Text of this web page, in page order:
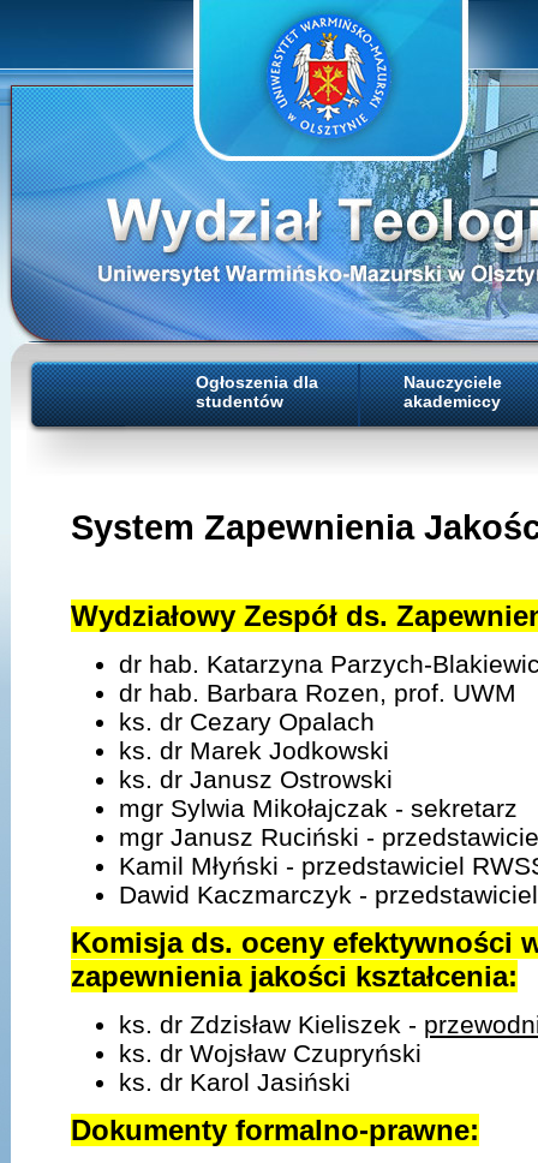
Ogłoszenia dla
studentów
Nauczyciele
akademiccy
System Zapewnienia
Wydziałowy Zespół ds.
dr hab. Katarzyna Parzych-
dr hab. Barbara Rozen, prof. UWM
ks. dr Cezary Opalach
ks. dr Marek Jodkowski
ks. dr Janusz Ostrowski
mgr Sylwia Mikołajczak - sekretarz
mgr Janusz Ruciński -
Kamil Młyński - przedstawiciel
Dawid Kaczmarczyk -
Komisja ds. oceny efektywności
zapewnienia jakości kształcenia:
ks. dr Zdzisław Kieliszek -
ks. dr Wojsław Czupryński
ks. dr Karol Jasiński
Dokumenty formalno-prawne: